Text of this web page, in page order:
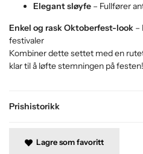
Prishistorikk
Elegant sløyfe – Fullfører
Enkel og rask Oktoberfest-look –
festivaler
Kombiner dette settet med en
klar til å løfte stemningen på festen!
Lagre som favoritt